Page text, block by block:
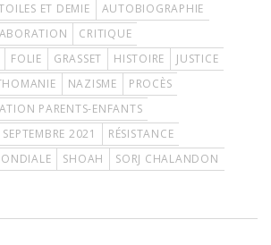
ET DEMIE
AUTOBIOGRAPHIE
CRITIQUE
FOLIE GRASSET HISTOIRE
JUSTICE
NAZISME
PROCÈS
PARENTS-ENFANTS
2021
RÉSISTANCE
SHOAH
SORJ CHALANDON